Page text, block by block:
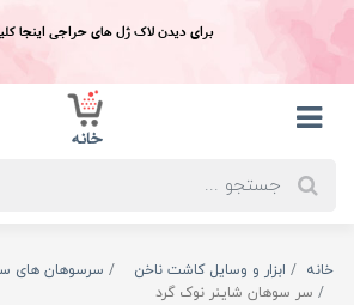
برای دیدن لاک ژل های حراجی اینجا
خانه ابزار و وسایل کاشت ناخن
سرسوهان های
سر سوهان شاينر نوک گرد